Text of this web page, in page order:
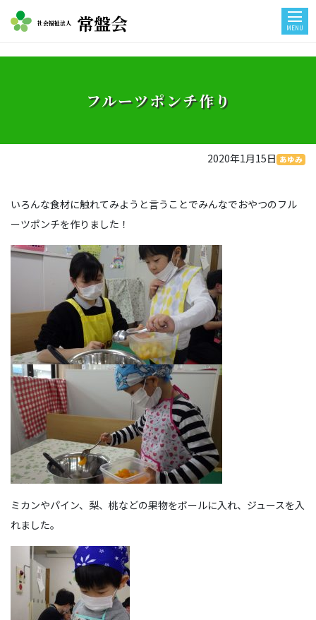
社会福祉法人 常盤会 MENU
フルーツポンチ作り
2020年1月15日 あゆみ
いろんな食材に触れてみようと言うことでみんなでおやつのフル
ーツポンチを作りました！
ミカンやパイン、梨、桃などの果物をボールに入れ、ジュースを入
れました。